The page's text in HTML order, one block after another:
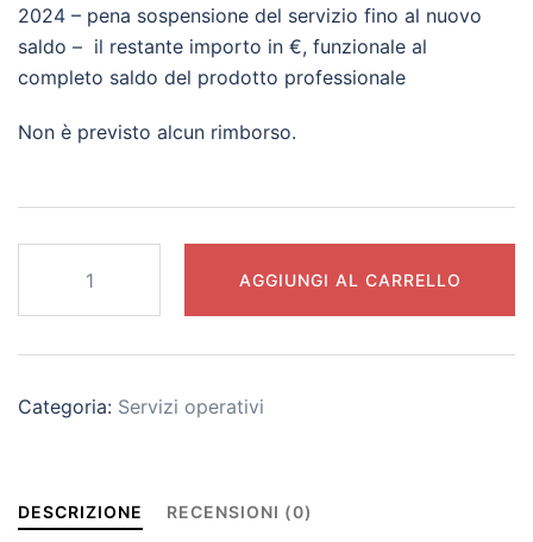
2024 – pena sospensione del servizio fino al nuovo
saldo – il restante importo in €, funzionale al
completo saldo del prodotto professionale
Non è previsto alcun rimborso.
2.0
[Riservato]
quantità
AGGIUNGI AL CARRELLO
Categoria: Servizi operativi
DESCRIZIONE RECENSIONI (0)